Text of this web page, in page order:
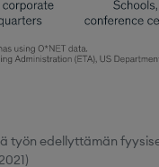
työn edellyttämän